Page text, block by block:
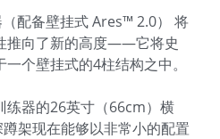
配备壁挂式 Ares™ 2.0） 将
推向了新的高度——它将史
个壁挂式的4柱结构之中。
练器的26英寸（66cm）横
架现在能够以非常小的配置